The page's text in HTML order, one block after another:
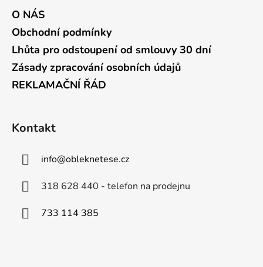
O NÁS
Obchodní podmínky
Lhůta pro odstoupení od smlouvy 30 dní
Zásady zpracování osobních údajů
REKLAMAČNÍ ŘÁD
Kontakt
info@obleknetese.cz
318 628 440 - telefon na prodejnu
733 114 385